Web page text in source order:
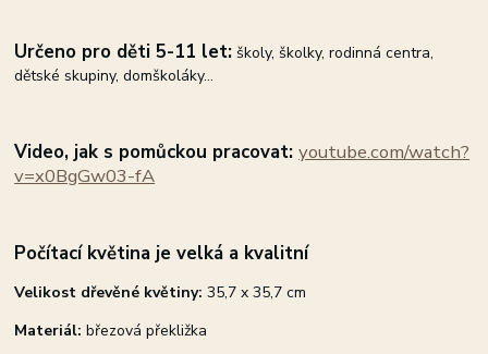
Určeno pro děti 5-11 let: školy, školky, rodinná centra,
dětské skupiny, domškoláky...
Video, jak s pomůckou pracovat:youtube.com/watch?
v=x0BgGw03-fA
Počítací květina je velká a kvalitní
Velikost dřevěné květiny:35,7 x 35,7 cm
Materiál:březová překližka